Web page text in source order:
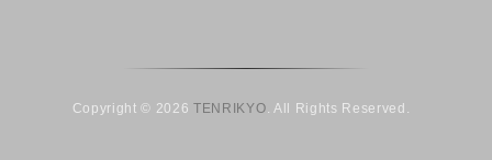
Copyright © 2026TENRIKYO. All Rights Reserved.